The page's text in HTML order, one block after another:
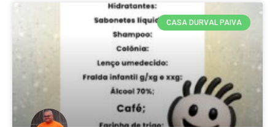
CASA DURVAL PAIVA